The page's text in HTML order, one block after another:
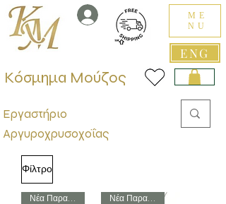
ENG
ME
NU
Εργαστήριο
Αργυροχρυσοχοΐας
Κόσμημα Μούζος
Φίλτρο
Νέα Παραλαβή Νέα Παραλαβή